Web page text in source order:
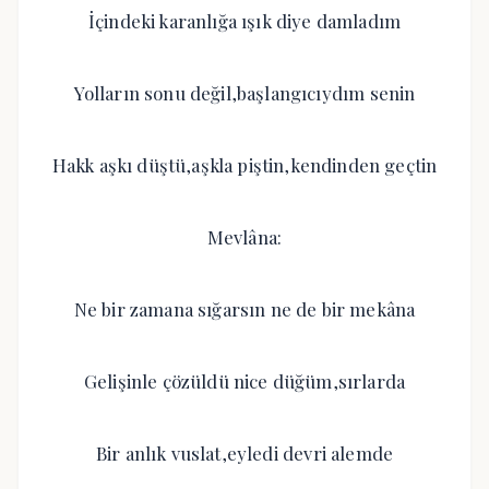
İçindeki karanlığa ışık diye damladım
Yolların sonu değil,başlangıcıydım senin
Hakk aşkı düştü,aşkla piştin,kendinden geçtin
Mevlâna:
Ne bir zamana sığarsın ne de bir mekâna
Gelişinle çözüldü nice düğüm,sırlarda
Bir anlık vuslat,eyledi devri alemde